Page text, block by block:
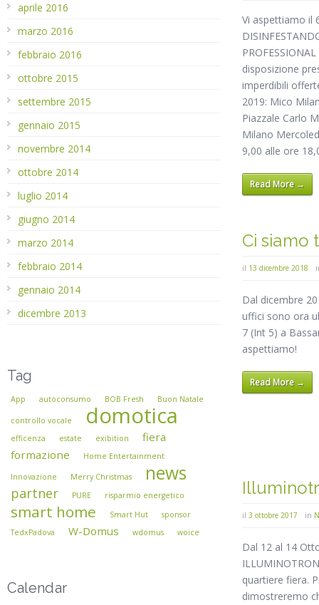
Vi aspettiamo il
disposizione
imperdibili
2019: Mico
Piazzale Carlo
Milano
9,00 alle ore
Read More →
Ci siamo
il 13 dicembre 2018
Dal dicembre
uffici sono ora
7 (Int 5) a
aspettiamo!
Read More →
il 3 ottobre 2017 in
Dal 12 al 14
quartiere fiera.
dimostreremo
aprile 2016
marzo 2016
febbraio 2016
ottobre 2015
settembre 2015
gennaio 2015
novembre 2014
ottobre 2014
luglio 2014
giugno 2014
marzo 2014
febbraio 2014
gennaio 2014
dicembre 2013
Tag
App autoconsumo BOB Fresh Buon Natale
controllo vocale domotica
efficenza estate exibition
fiera
formazione
Home Entertainment
Innovazione Merry Christmas news
partner PURE risparmio energetico
smart home Smart Hut
sponsor
TedxPadova
W-Domus wdomus woice
Calendar